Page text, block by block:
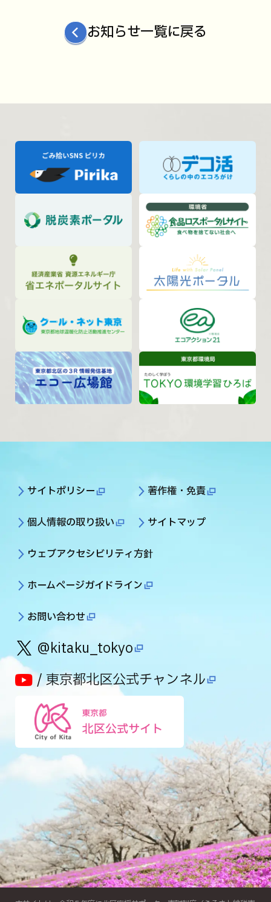
お知らせ一覧に戻る
サイトポリシー 著作権・免責
個人情報の取り扱い サイトマップ
ウェブアクセシビリティ方針
ホームページガイドライン
お問い合わせ
@kitaku_tokyo
/ 東京都北区公式チャンネル